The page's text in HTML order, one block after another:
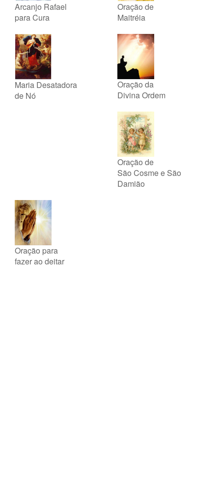
Arcanjo Rafael
para Cura
Oração de
Maitréia
Maria Desatadora
de Nó
Oração da
Divina Ordem
Oração de
São Cosme e São
Damião
Oração para
fazer ao deitar